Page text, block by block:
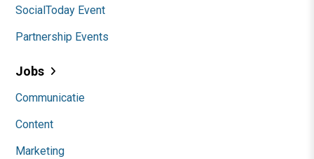
SocialToday Event
Partnership Events
Jobs
Communicatie
Content
Marketing